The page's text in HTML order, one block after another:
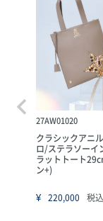
27AW01020
クラシックアニ
ロ/ステラソーイ
ラットトート
ン+)
¥ 220,000 税込